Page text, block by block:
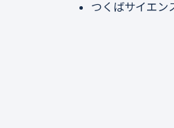
つくばサイエン